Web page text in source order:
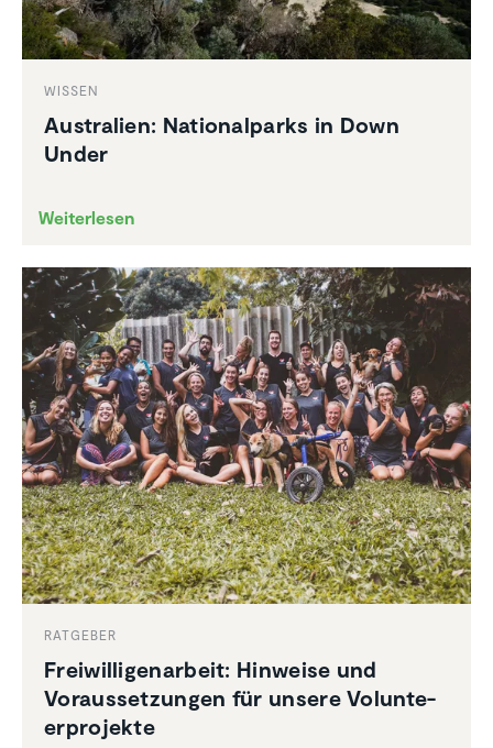
WISSEN
Austra­lien: Natio­nal­parks in Down
Under
Weiterlesen
RATGEBER
Freiwil­li­gen­ar­beit: Hinweise und
Voraus­set­zungen für unsere Volun­te­
er­pro­jekte